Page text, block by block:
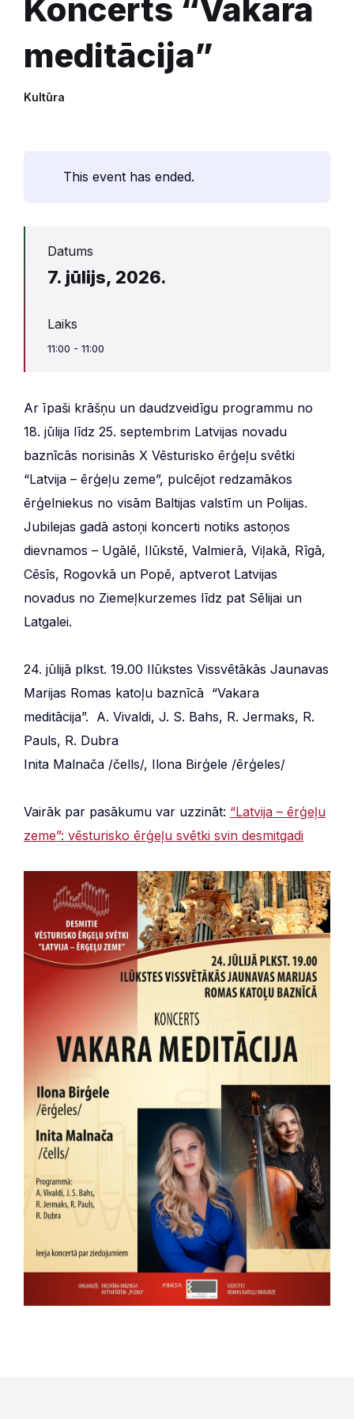
Koncerts “Vakara
meditācija”
Kultūra
This event has ended.
Datums
7. jūlijs, 2026.
Laiks
11:00 - 11:00
Ar īpaši krāšņu un daudzveidīgu programmu no
18. jūlija līdz 25. septembrim Latvijas novadu
baznīcās norisinās X Vēsturisko ērģeļu svētki
“Latvija – ērģeļu zeme”, pulcējot redzamākos
ērģelniekus no visām Baltijas valstīm un Polijas.
Jubilejas gadā astoņi koncerti notiks astoņos
dievnamos – Ugālē, Ilūkstē, Valmierā, Viļakā, Rīgā,
Cēsīs, Rogovkā un Popē, aptverot Latvijas
novadus no Ziemeļkurzemes līdz pat Sēlijai un
Latgalei.
24. jūlijā plkst. 19.00 Ilūkstes Vissvētākās Jaunavas
Marijas Romas katoļu baznīcā “Vakara
meditācija”. A. Vivaldi, J. S. Bahs, R. Jermaks, R.
Pauls, R. Dubra
Inita Malnača /čells/, Ilona Birģele /ērģeles/
Vairāk par pasākumu var uzzināt: “Latvija – ērģeļu
zeme”: vēsturisko ērģeļu svētki svin desmitgadi